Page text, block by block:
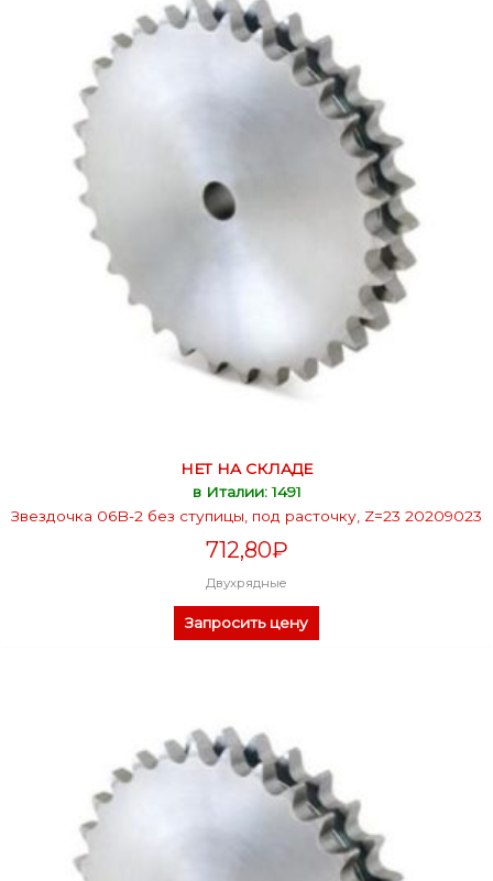
НЕТ НА СКЛАДЕ
в Италии: 1491
Звездочка 06B-2 без ступицы, под расточку, Z=23 20209023
712,80₽
Двухрядные
Запросить цену